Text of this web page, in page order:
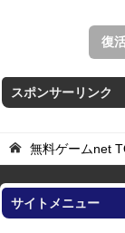
復
スポンサーリンク
無料ゲームnet
サイトメニュー